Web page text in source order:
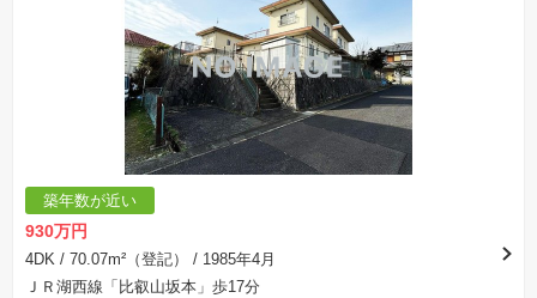
築年数が近い
930万円
4DK / 70.07m²（登記）
/ 1985年4月
ＪＲ湖西線「比叡山坂本」歩17分